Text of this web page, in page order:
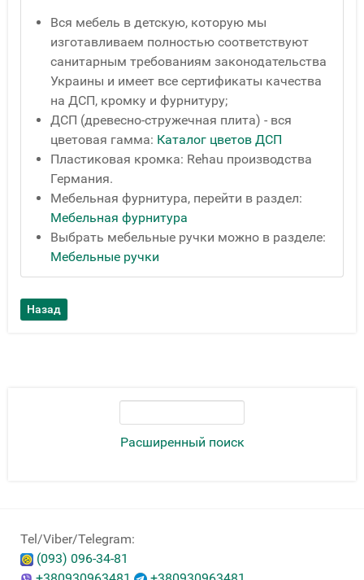
Расширенный поиск
Вся мебель в детскую, которую мы
изготавливаем полностью соответствуют
санитарным требованиям законодательства
Украины и имеет все сертификаты качества
на ДСП, кромку и фурнитуру;
ДСП (древесно-стружечная плита) - вся
цветовая гамма: Каталог цветов ДСП
Пластиковая кромка: Rehau производства
Германия.
Мебельная фурнитура, перейти в раздел:
Мебельная фурнитура
Выбрать мебельные ручки можно в разделе:
Мебельные ручки
Tel/Viber/Telegram:
(093) 096-34-81